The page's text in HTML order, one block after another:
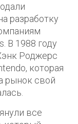
разработку
В 1988 году
Роджерс
которая
рынок свой
все